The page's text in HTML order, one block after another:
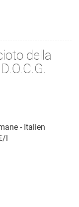
della
- Italien
l